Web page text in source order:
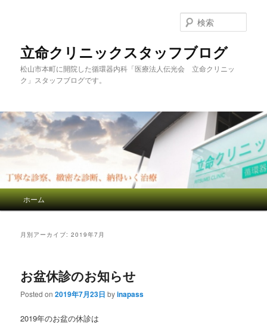
立命クリニックスタッフブログ
松山市本町に開院した循環器内科「医療法人伝光会 立命クリニッ
ク」スタッフブログです。
索
メインメニュー
メインコンテンツへ移動
サブコンテンツへ移動
ホーム
月別アーカイブ:2019年7月
お盆休診のお知らせ
Posted on2019年7月23日 byinapass
2019年のお盆の休診は